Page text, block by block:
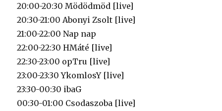
20:00-20:30 Mödödmöd [live]
20:30-21:00 Abonyi Zsolt [live]
21:00-22:00 Nap nap
22:00-22:30 HMáté [live]
22:30-23:00 opTru [live]
23:00-23:30 YkomlosY [live]
23:30-00:30 ibaG
00:30-01:00 Csodaszoba [live]